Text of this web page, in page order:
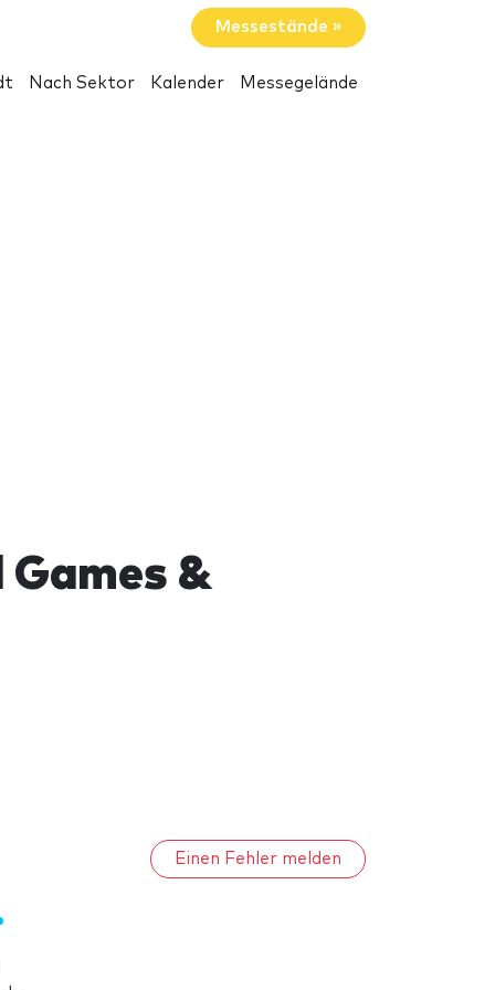
Messestände »
Nach Sektor Kalender Messegelände
&
Einen Fehler melden